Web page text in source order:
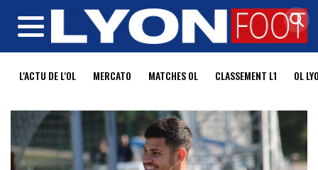
MENU
L'ACTU DE L'OL MERCATO MATCHES OL CLASSEMENT L1 OL